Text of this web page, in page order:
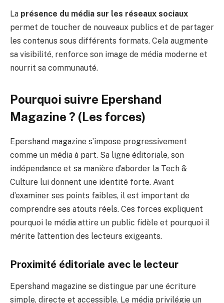
La présence du média sur les réseaux sociaux
permet de toucher de nouveaux publics et de partager
les contenus sous différents formats. Cela augmente
sa visibilité, renforce son image de média moderne et
nourrit sa communauté.
Pourquoi suivre Epershand
Magazine ? (Les forces)
Epershand magazine s’impose progressivement
comme un média à part. Sa ligne éditoriale, son
indépendance et sa manière d’aborder la Tech &
Culture lui donnent une identité forte. Avant
d’examiner ses points faibles, il est important de
comprendre ses atouts réels. Ces forces expliquent
pourquoi le média attire un public fidèle et pourquoi il
mérite l’attention des lecteurs exigeants.
Proximité éditoriale avec le lecteur
Epershand magazine se distingue par une écriture
simple, directe et accessible. Le média privilégie un